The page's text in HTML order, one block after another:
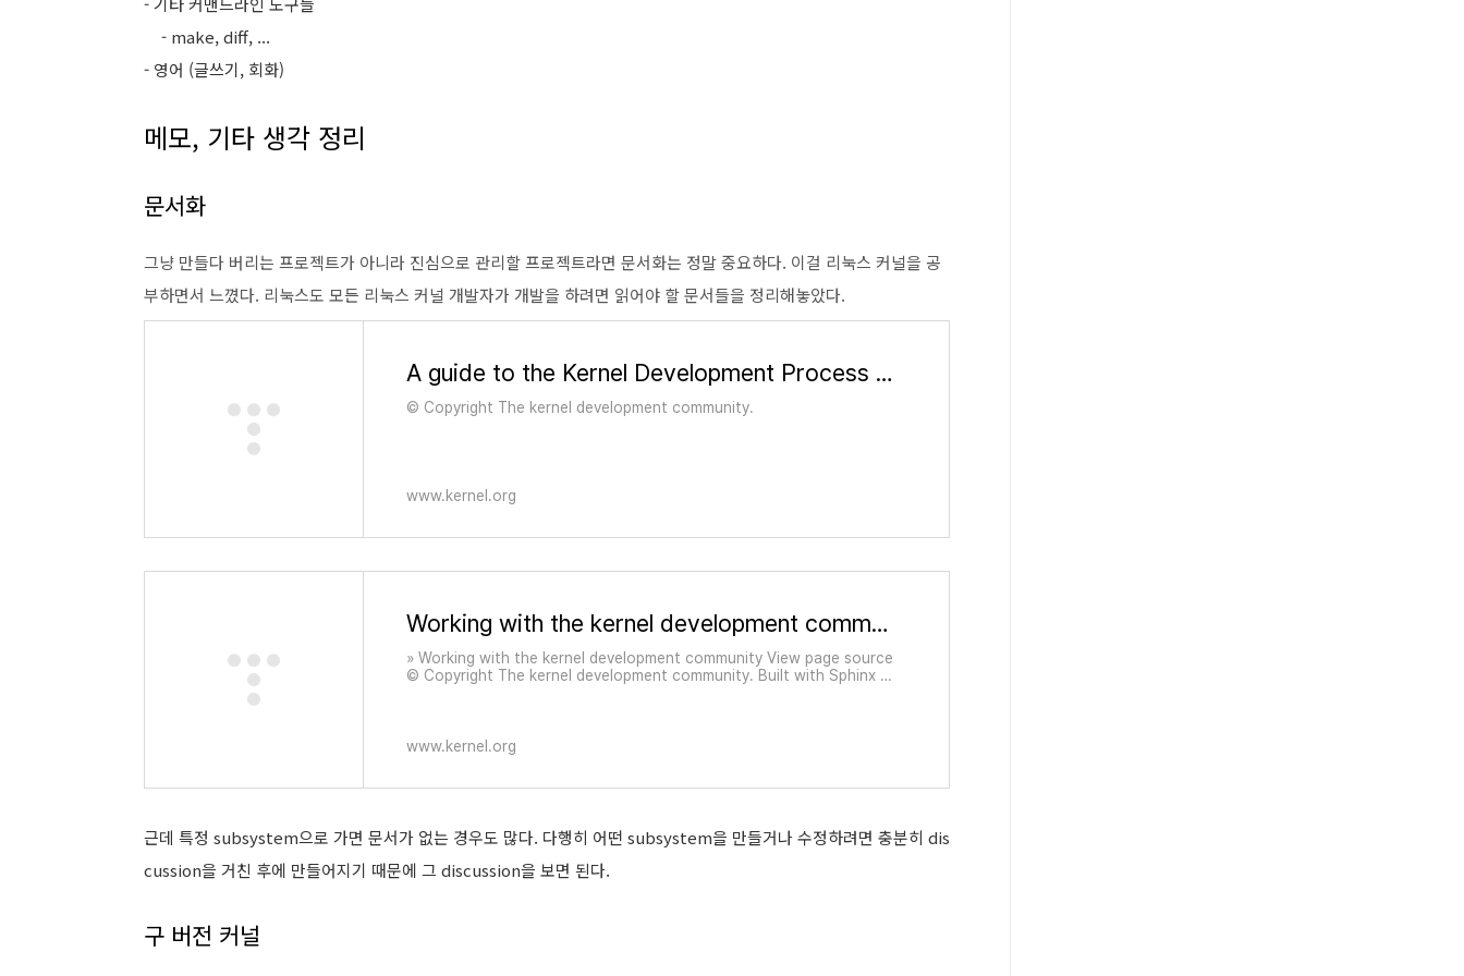
- make, diff, ...
- 영어 (글쓰기, 회화)
메모, 기타 생각 정리
문서화
그냥 만들다 버리는 프로젝트가 아니라 진심으로 관리할 프로젝트라면 문서화는 정말 중요하다. 이걸 리눅스 커널을 공
부하면서 느꼈다. 리눅스도 모든 리눅스 커널 개발자가 개발을 하려면 읽어야 할 문서들을 정리해놓았다.
A guide to the Kernel Development Process — The Linux Kernel documentation
© Copyright The kernel development community.
www.kernel.org
Working with the kernel development community — The Linux Kernel documentation
» Working with the kernel development community View page source
© Copyright The kernel development community. Built with Sphinx us
www.kernel.org
근데 특정 subsystem으로 가면 문서가 없는 경우도 많다. 다행히 어떤 subsystem을 만들거나 수정하려면 충분히 dis
cussion을 거친 후에 만들어지기 때문에 그 discussion을 보면 된다.
구 버전 커널